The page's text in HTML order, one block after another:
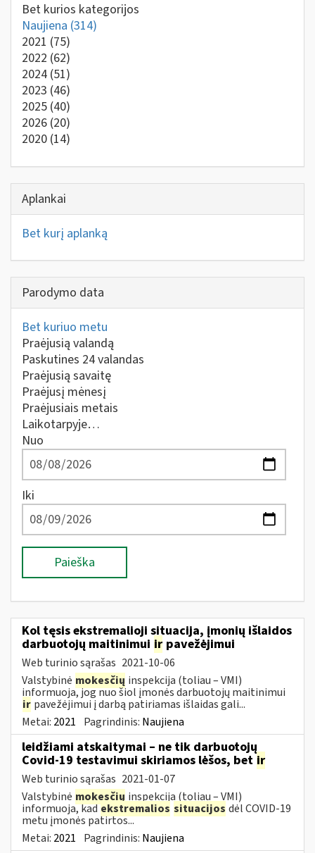
Bet kurios kategorijos
Naujiena (314)
2021 (75)
2022 (62)
2024 (51)
2023 (46)
2025 (40)
2026 (20)
2020 (14)
Aplankai
Bet kurį aplanką
Parodymo data
Bet kuriuo metu
Praėjusią valandą
Paskutines 24 valandas
Praėjusią savaitę
Praėjusį mėnesį
Praėjusiais metais
Laikotarpyje…
Nuo
Iki
Paieška
Kol tęsis ekstremalioji situacija, įmonių išlaidos
darbuotojų maitinimui ir pavežėjimui
Web turinio sąrašas 2021-10-06
Valstybinė mokesčių inspekcija (toliau – VMI)
informuoja, jog nuo šiol įmonės darbuotojų maitinimui
ir pavežėjimui į darbą patiriamas išlaidas gali...
Metai: 2021 Pagrindinis: Naujiena
leidžiami atskaitymai – ne tik darbuotojų
Covid-19 testavimui skiriamos lėšos, bet ir
Web turinio sąrašas 2021-01-07
Valstybinė mokesčių inspekcija (toliau – VMI)
informuoja, kadekstremalios situacijos dėl COVID-19
metu įmonės patirtos...
Metai: 2021 Pagrindinis: Naujiena